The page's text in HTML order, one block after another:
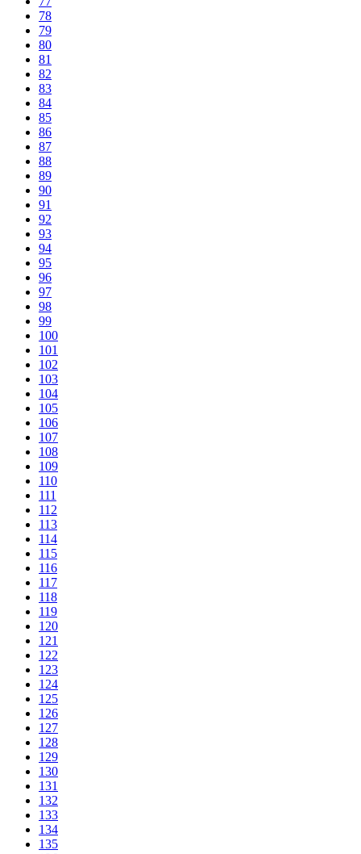
78
79
80
81
82
83
84
85
86
87
88
89
90
91
92
93
94
95
96
97
98
99
100
101
102
103
104
105
106
107
108
109
110
111
112
113
114
115
116
117
118
119
120
121
122
123
124
125
126
127
128
129
130
131
132
133
134
135